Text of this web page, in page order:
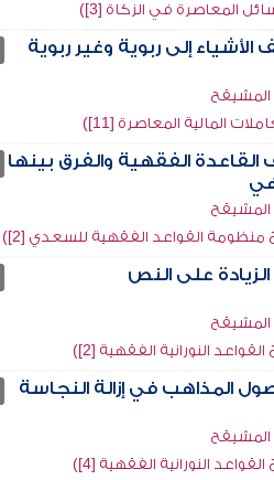
المعاصرة في الزكاة [3])
الأشياء إلى ربوية وغير ربوية
المشيقح
المالية المعاصرة [11])
القاعدة الفقهية والفرق بينها
المشيقح
القواعد الفقهية للسعدي [2])
على النص
المشيقح
النورانية الفقهية [2])
المذاهب في إزالة النجاسة
المشيقح
النورانية الفقهية [4])